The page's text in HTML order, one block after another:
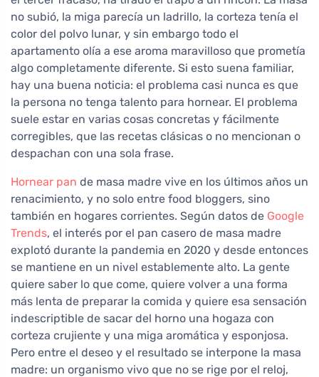
no subió, la miga parecía un ladrillo, la corteza tenía el
color del polvo lunar, y sin embargo todo el
apartamento olía a ese aroma maravilloso que prometía
algo completamente diferente. Si esto suena familiar,
hay una buena noticia: el problema casi nunca es que
la persona no tenga talento para hornear. El problema
suele estar en varias cosas concretas y fácilmente
corregibles, que las recetas clásicas o no mencionan o
despachan con una sola frase.
Hornear pan de masa madre vive en los últimos años un
renacimiento, y no solo entre food bloggers, sino
también en hogares corrientes. Según datos de Google
Trends, el interés por el pan casero de masa madre
explotó durante la pandemia en 2020 y desde entonces
se mantiene en un nivel establemente alto. La gente
quiere saber lo que come, quiere volver a una forma
más lenta de preparar la comida y quiere esa sensación
indescriptible de sacar del horno una hogaza con
corteza crujiente y una miga aromática y esponjosa.
Pero entre el deseo y el resultado se interpone la masa
madre: un organismo vivo que no se rige por el reloj,